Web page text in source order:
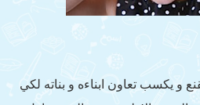
و يكسب تعاون ابناءه و بناته لكي